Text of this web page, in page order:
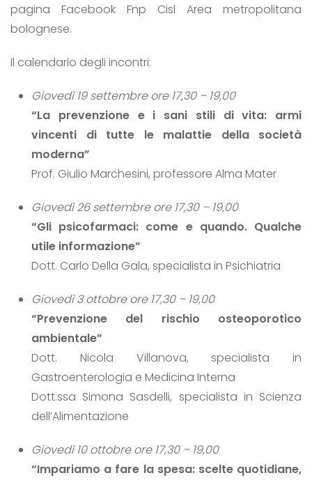
pagina Facebook Fnp Cisl Area metropolitana
bolognese.
Il calendario degli incontri:
Giovedì 19 settembre ore 17,30 – 19,00
“La prevenzione e i sani stili di vita: armi
vincenti di tutte le malattie della società
moderna”
Prof. Giulio Marchesini, professore Alma Mater
Giovedì 26 settembre ore 17,30 – 19,00
“Gli psicofarmaci: come e quando. Qualche
utile informazione”
Dott. Carlo Della Gala, specialista in Psichiatria
Giovedì 3 ottobre ore 17,30 – 19,00
“Prevenzione del rischio osteoporotico
ambientale”
Dott. Nicola Villanova, specialista in
Gastroenterologia e Medicina Interna
Dott.ssa Simona Sasdelli, specialista in Scienza
dell’Alimentazione
Giovedì 10 ottobre ore 17,30 – 19,00
“Impariamo a fare la spesa: scelte quotidiane,